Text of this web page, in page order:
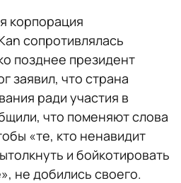
корпорация
сопротивлялась
позднее президент
заявил, что страна
ради участия в
что поменяют слова
«те, кто ненавидит
и бойкотировать
не добились своего.